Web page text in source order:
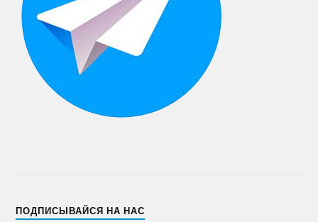
ПОДПИСЫВАЙСЯ НА НАС